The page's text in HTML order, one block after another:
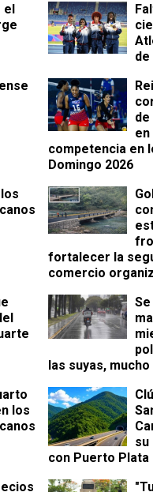
el
de
de
en
competencia en
Domingo 2026
fortalecer la
comercio
las suyas,
los
su
con Puerto Plata